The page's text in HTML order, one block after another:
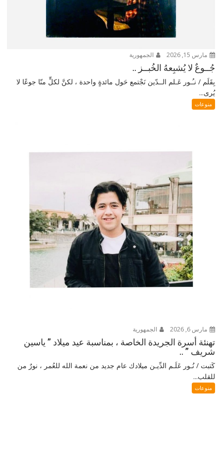
مارس 15, 2026 الجمهورية
جُــوعٌ لا يُشبِعهُ الخُبــز ..
بِقَلَم / نـُـور عَـلم الــدّين نَجْتمع حَول مائدةٍ واحدة ، لكنَّ لكلٍّ منّا جوعًا لا
يُرى...
منوعات
مارس 6, 2026 الجمهورية
تهنئة أسرة الجريدة الخاصة ، بمناسبة عيد ميلاد ” ياسين
شريف ” ..
كَتبت / نُـور عَلَـم الدِّيـن ميلادك عام جديد من نعمة الله للعُمر ، نورٌ من
للقلب...
منوعات